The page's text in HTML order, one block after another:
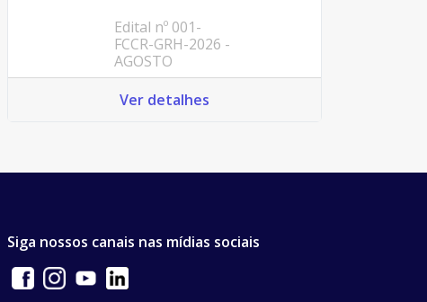
Edital nº 001-
FCCR-GRH-2026 -
AGOSTO
Ver detalhes
Siga nossos canais nas mídias sociais